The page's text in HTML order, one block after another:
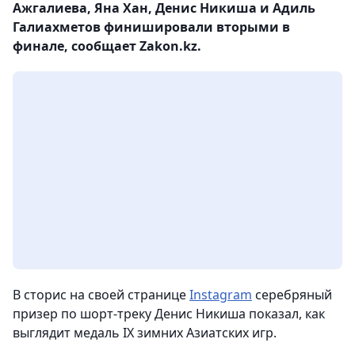
Ажгалиева, Яна Хан, Денис Никиша и Адиль
Галиахметов финишировали вторыми в
финале, сообщает Zakon.kz.
В сторис на своей страницеInstagram серебряный
призер по шорт-треку Денис Никиша показал, как
выглядит медаль IX зимних Азиатских игр.